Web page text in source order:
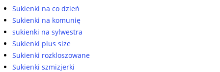
Sukienki na co dzień
Sukienki na komunię
sukienki na sylwestra
Sukienki plus size
Sukienki rozkloszowane
Sukienki szmizjerki